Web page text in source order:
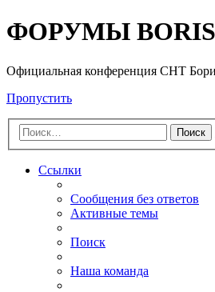
ФОРУМЫ
Официальная конференция СНТ
Пропустить
Поиск
Ссылки
Сообщения без ответов
Активные темы
Поиск
Наша команда